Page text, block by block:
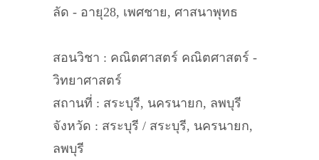
ลัด - อายุ28, เพศชาย, ศาสนาพุทธ
สอนวิชา : คณิตศาสตร์ คณิตศาสตร์ -
วิทยาศาสตร์
สถานที่ : สระบุรี, นครนายก, ลพบุรี
จังหวัด : สระบุรี / สระบุรี, นครนายก,
ลพบุรี